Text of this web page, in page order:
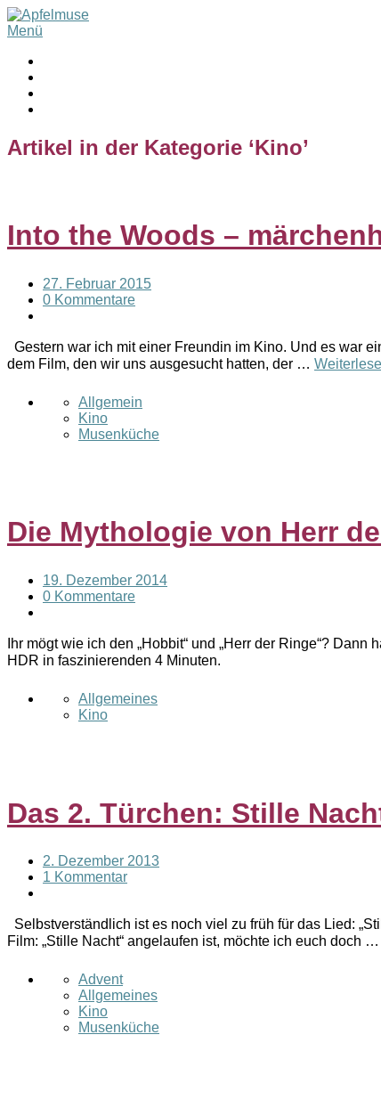
Menü
Artikel in der Kategorie ‘Kino’
Into the Woods –
27. Februar 2015
0 Kommentare
Gestern war ich mit einer Freundin im Kino. Und es war
dem Film, den wir uns ausgesucht hatten, der …
Allgemein
Kino
Musenküche
Die Mythologie von Herr
19. Dezember 2014
0 Kommentare
Ihr mögt wie ich den „Hobbit“ und „Herr der Ringe“?
HDR in faszinierenden 4 Minuten.
Allgemeines
Kino
Das 2. Türchen: Stille
2. Dezember 2013
1 Kommentar
Selbstverständlich ist es noch viel zu früh für das Lied:
Film: „Stille Nacht“ angelaufen ist, möchte ich euch doch …
Advent
Allgemeines
Kino
Musenküche